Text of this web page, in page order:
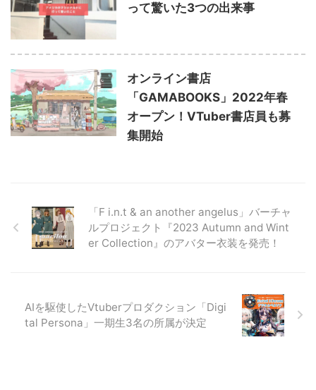
って驚いた3つの出来事
オンライン書店
「GAMABOOKS」2022年春
オープン！VTuber書店員も募
集開始
「F i.n.t & an another angelus」バーチャ
ルプロジェクト『2023 Autumn and Wint
er Collection』のアバター衣装を発売！
AIを駆使したVtuberプロダクション「Digi
tal Persona」一期生3名の所属が決定